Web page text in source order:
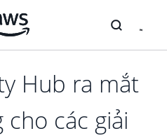
Hub ra mắt
các giải